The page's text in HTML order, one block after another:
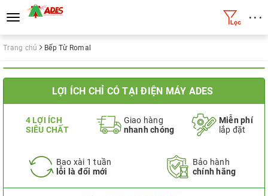
Toggle
navigation
• • •
Trang chủ Bếp Từ Romal
LỢI ÍCH CHỈ CÓ TẠI ĐIỆN MÁY ADES
4 LỢI ÍCH
SIÊU CHẤT
Giao hàng
nhanh chóng
Miễn phí
lắp đặt
Bao xài 1 tuần
lỗi là đổi mới
Bảo hành
chính hãng